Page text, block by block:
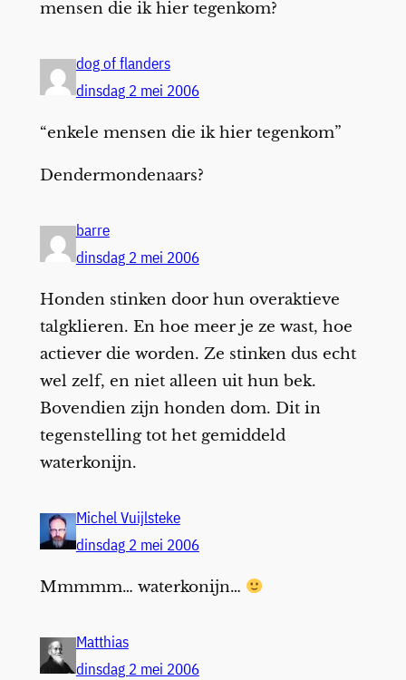
mensen die ik hier tegenkom?
dog of flanders
dinsdag 2 mei 2006
“enkele mensen die ik hier tegenkom”
Dendermondenaars?
barre
dinsdag 2 mei 2006
Honden stinken door hun overaktieve
talgklieren. En hoe meer je ze wast, hoe
actiever die worden. Ze stinken dus echt
wel zelf, en niet alleen uit hun bek.
Bovendien zijn honden dom. Dit in
tegenstelling tot het gemiddeld
waterkonijn.
Michel Vuijlsteke
dinsdag 2 mei 2006
Mmmmm… waterkonijn…
Matthias
dinsdag 2 mei 2006